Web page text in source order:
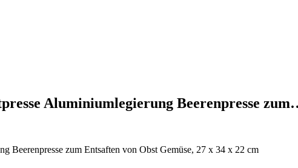
Aluminiumlegierung Beerenpresse
Beerenpresse zum Entsaften von Obst Gemüse, 27 x 34 x 22 cm